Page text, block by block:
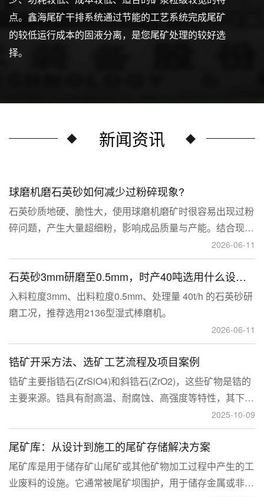
点。鑫海尾矿干排系统通过节能的工艺系统完成尾矿
的较低运行成本的固液分离，是您尾矿处理的较好选
择。
新闻资讯
球磨机磨石英砂如何减少过粉碎现象?
石英砂质地硬、脆性大，使用球磨机磨矿时很容易出现过粉
碎问题，产生大量超细粉，影响成品质量与产能。结合现场
生产经验，可通过工艺、研磨介质、运行参数、配套设备多
维度优化，改善该问题。
2026-06-11
石英砂3mm研磨至0.5mm，时产40吨选用什么设备？
入料粒度3mm、出料粒度0.5mm、处理量 40t/h 的石英砂研
磨工况，推荐选用2136型湿式棒磨机。
2026-06-11
锆矿开采方法、选矿工艺流程及项目案例
锆矿主要指锆石(ZrSiO4)和斜锆石(ZrO2)，这些矿物是锆的
主要来源。锆具有耐高温、耐腐蚀、高强度等特性，其下游
应用涉及核工业、陶瓷、耐火材料、铸造、电子和化工等多
个领域，尤其在高性能陶瓷和锆基合金中的需求不断增长。
2025-10-09
尾矿库：从设计到施工的尾矿存储解决方案
尾矿库是用于储存矿山尾矿或其他矿物加工过程中产生的工
业废料的设施。它通常被尾矿坝围护，用于储存金属或非金